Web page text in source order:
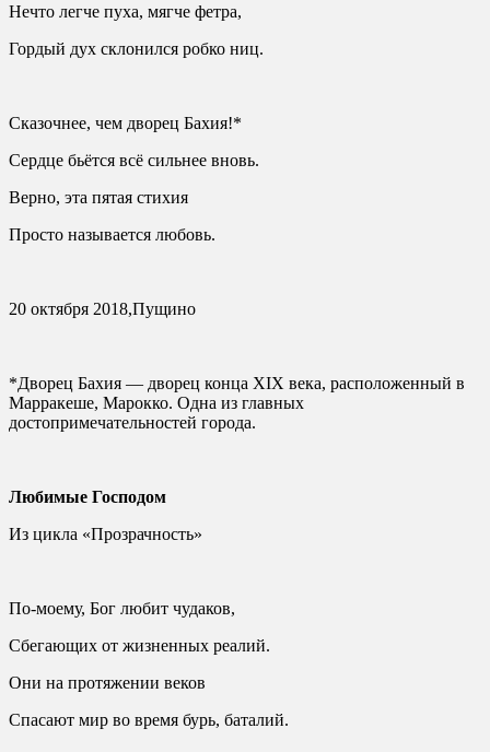
Нечто легче пуха, мягче фетра,
Гордый дух склонился робко ниц.
Сказочнее, чем дворец Бахия!*
Сердце бьётся всё сильнее вновь.
Верно, эта пятая стихия
Просто называется любовь.
20 октября 2018,Пущино
*Дворец Бахия — дворец конца XIX века, расположенный в
Марракеше, Марокко. Одна из главных
достопримечательностей города.
Любимые Господом
Из цикла «Прозрачность»
По-моему, Бог любит чудаков,
Сбегающих от жизненных реалий.
Они на протяжении веков
Спасают мир во время бурь, баталий.